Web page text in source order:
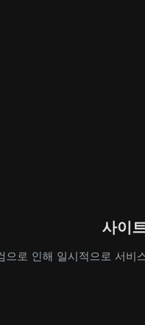
사이
으로 인해 일시적으로 서비